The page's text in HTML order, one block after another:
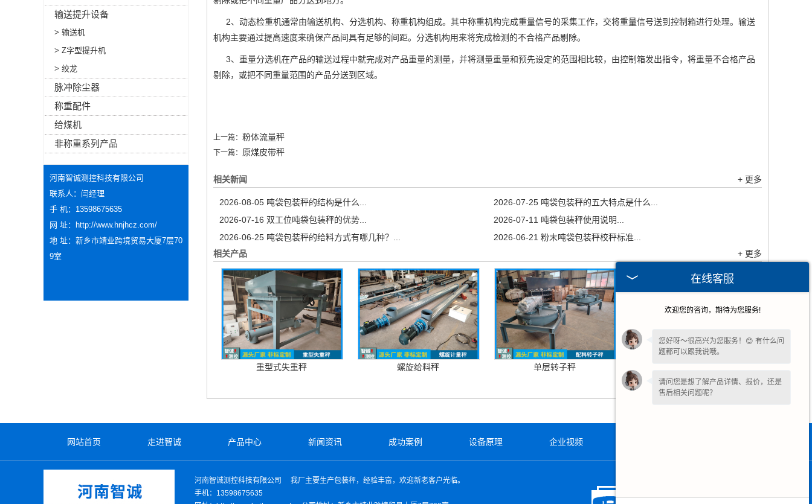
2、动态检重机通常由输送机构、分选机构、称重机构组成。其中称重机构完成重量信号的采集工作，交将重量信号送到控制箱进行处理。输送
机构主要通过提高速度来确保产品间具有足够的间距。分选机构用来将完成检测的不合格产品剔除。
3、重量分选机在产品的输送过程中就完成对产品重量的测量，并将测量重量和预先设定的范围相比较，由控制箱发出指令，将重量不合格产品
剔除，或把不同重量范围的产品分送到区域。
上一篇： 粉体流量秤
下一篇： 原煤皮带秤
相关新闻 + 更多
2026-08-05 吨袋包装秤的结构是什么... 2026-07-25 吨袋包装秤的五大特点是什么...
2026-07-16 双工位吨袋包装秤的优势... 2026-07-11 吨袋包装秤使用说明...
2026-06-25 吨袋包装秤的给料方式有哪几种？... 2026-06-21 粉末吨袋包装秤校秤标准...
相关产品
+ 更多
重型式失重秤 螺旋给料秤 单层转子秤
输送提升设备
> 输送机
> Z字型提升机
> 绞龙
脉冲除尘器
称重配件
给煤机
非称重系列产品
河南智诚测控科技有限公司
联系人：闫经理
手 机：13598675635
网 址：
http://www.hnjhcz.com/
地 址：新乡市靖业跨境贸易大厦7层70
9室
网站首页 走进智诚 产品中心 新闻资讯 成功案例 设备原理 企业视频
河南智诚测控科技有限公司
我厂主要生产包装秤，经验丰富，欢迎新老客户光临。
手机：13598675635
在线客服
欢迎您的咨询，期待为您服务!
您好呀～很高兴为您服务！😊 有什么问
题都可以跟我说哦。
请问您是想了解产品详情、报价，还是
售后相关问题呢？